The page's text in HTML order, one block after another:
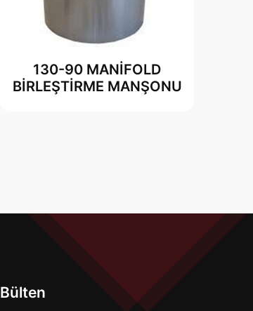
130-90 MANİFOLD
BİRLEŞTİRME MANŞONU
Bülten